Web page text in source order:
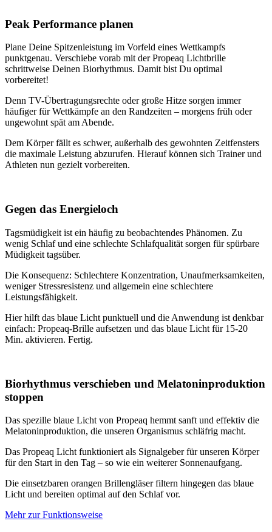
Peak Performance planen
Plane Deine Spitzenleistung im Vorfeld eines Wettkampfs
punktgenau. Verschiebe vorab mit der Propeaq Lichtbrille
schrittweise Deinen Biorhythmus. Damit bist Du optimal
vorbereitet!
Denn TV-Übertragungsrechte oder große Hitze sorgen immer
häufiger für Wettkämpfe an den Randzeiten – morgens früh oder
ungewohnt spät am Abende.
Dem Körper fällt es schwer, außerhalb des gewohnten Zeitfensters
die maximale Leistung abzurufen. Hierauf können sich Trainer und
Athleten nun gezielt vorbereiten.
Gegen das Energieloch
Tagsmüdigkeit ist ein häufig zu beobachtendes Phänomen. Zu
wenig Schlaf und eine schlechte Schlafqualität sorgen für spürbare
Müdigkeit tagsüber.
Die Konsequenz: Schlechtere Konzentration, Unaufmerksamkeiten,
weniger Stressresistenz und allgemein eine schlechtere
Leistungsfähigkeit.
Hier hilft das blaue Licht punktuell und die Anwendung ist denkbar
einfach: Propeaq-Brille aufsetzen und das blaue Licht für 15-20
Min. aktivieren. Fertig.
Biorhythmus verschieben und Melatoninproduktion
stoppen
Das spezille blaue Licht von Propeaq hemmt sanft und effektiv die
Melatoninproduktion, die unseren Organismus schläfrig macht.
Das Propeaq Licht funktioniert als Signalgeber für unseren Körper
für den Start in den Tag – so wie ein weiterer Sonnenaufgang.
Die einsetzbaren orangen Brillengläser filtern hingegen das blaue
Licht und bereiten optimal auf den Schlaf vor.
Mehr zur Funktionsweise